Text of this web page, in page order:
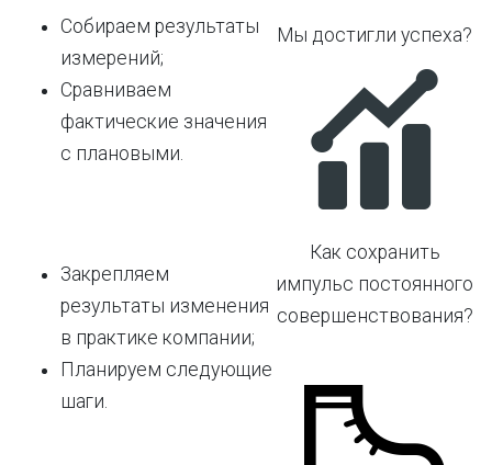
Собираем результаты
измерений;
Сравниваем
фактические значения
с плановыми.
Мы достигли успеха?
Закрепляем
результаты изменения
в практике компании;
Планируем следующие
шаги.
Как сохранить
импульс постоянного
совершенствования?